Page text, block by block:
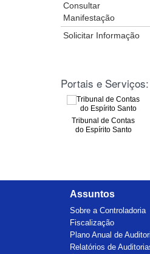
Consultar
Manifestação
Solicitar Informação
Portais e Serviços:
Tribunal de Contas
do Espírito Santo
Assuntos
Sobre a Controladoria
Fiscalização
Plano Anual de
Relatórios de